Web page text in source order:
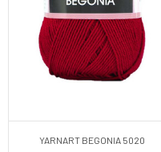
YARNART BEGONIA 5020